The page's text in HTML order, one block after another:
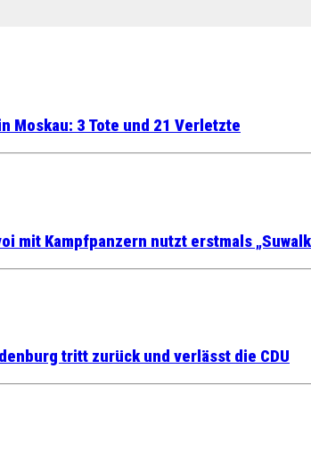
Moskau: 3 Tote und 21 Verletzte
mit Kampfpanzern nutzt erstmals
tritt zurück und verlässt die CDU